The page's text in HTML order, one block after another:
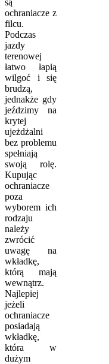
ochraniacze z
filcu.
Podczas
jazdy
terenowej
łatwo łapią
wilgoć i się
brudzą,
jednakże gdy
jeździmy na
krytej
ujeżdżalni
bez problemu
spełniają
swoją rolę.
Kupując
ochraniacze
poza
wyborem ich
rodzaju
należy
zwrócić
uwagę na
wkładkę,
którą mają
wewnątrz.
Najlepiej
jeżeli
ochraniacze
posiadają
wkładkę,
która w
dużym